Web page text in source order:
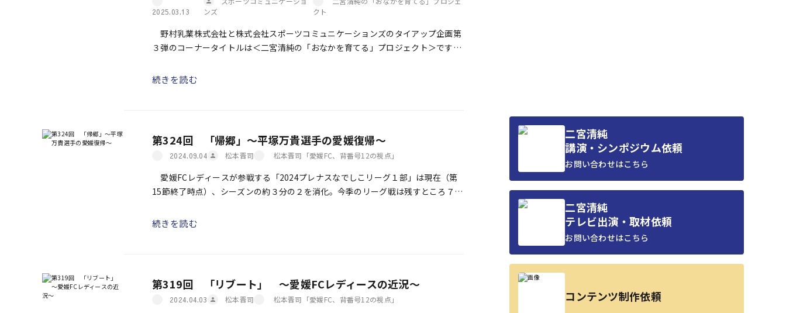
2025.03.13
ンズ
クト
野村乳業株式会社と株式会社スポーツコミュニケーションズのタイアップ企画第
３弾のコーナータイトルは＜二宮清純の「おなかを育てる」プロジェクト＞です。
[…]
続きを読む
第324回 「帰郷」～平塚万貴選手の愛媛復帰～
2024.09.04 松本晋司 松本晋司「愛媛FC、背番号12の視点」
愛媛FCレディースが参戦する「2024プレナスなでしこリーグ１部」は現在（第
15節終了時点）、シーズンの約３分の２を消化。今季のリーグ戦は残すところ７試
続きを読む
第319回 「リブート」 ～愛媛FCレディースの近況～
2024.04.03 松本晋司 松本晋司「愛媛FC、背番号12の視点」
二宮清純
講演・シンポジウム依頼
お問い合わせはこちら
二宮清純
テレビ出演・取材依頼
お問い合わせはこちら
コンテンツ制作依頼